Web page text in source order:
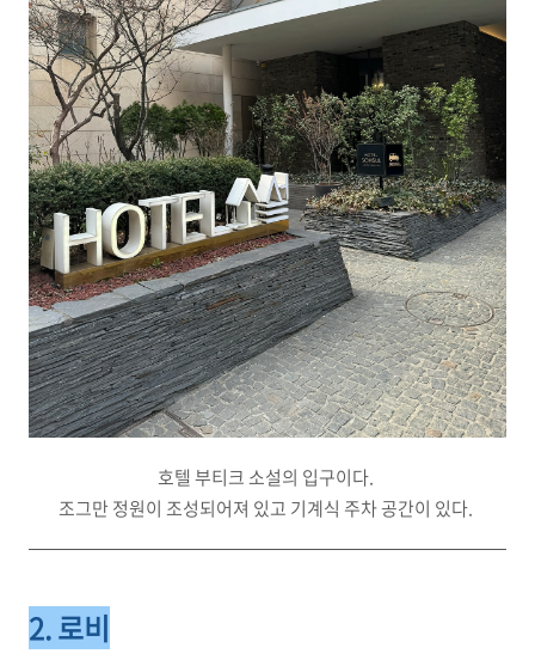
호텔 부티크 소설의 입구이다.
조그만 정원이 조성되어져 있고 기계식 주차 공간이 있다.
2. 로비